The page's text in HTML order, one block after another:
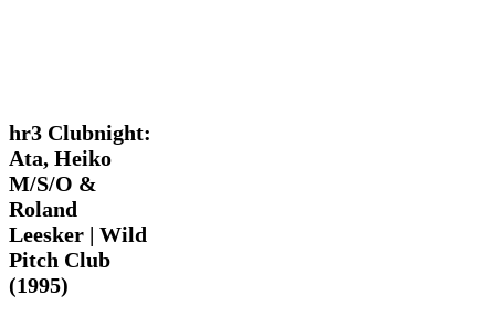
hr3
Clubnight:
Ata,
Heiko
M/S/O
&
Roland
Leesker
|
hr3 Clubnight:
Ata, Heiko
M/S/O &
Roland
Leesker | Wild
Pitch Club
(1995)